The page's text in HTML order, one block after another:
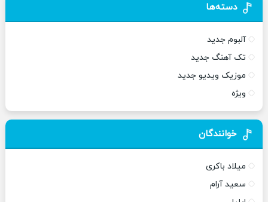
دسته‌ها
آلبوم جدید
تک آهنگ جدید
موزیک ویدیو جدید
ویژه
خوانندگان
میلاد باکری
سعید آرام